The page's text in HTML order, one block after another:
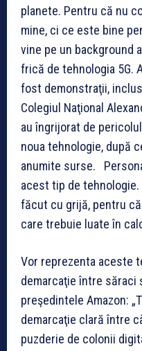
planete. Pentru că nu
mine, ci ce este bine
vine pe un background
frică de tehnologia 5G.
fost demonstraţii,
Colegiul Naţional
au îngrijorat de
noua tehnologie, după
anumite surse.
acest tip de tehnologie.
făcut cu grijă, pentru
care trebuie luate în
Vor reprezenta aceste
demarcaţie între săraci
preşedintele Amazon:
demarcaţie clară între
puzderie de colonii